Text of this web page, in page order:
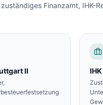
zuständiges Finanzamt, IHK-
II